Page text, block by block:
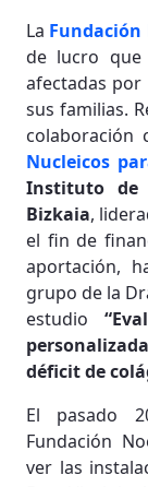
La Fundación
de lucro que
afectadas por
sus familias.
colaboración
Nucleicos
Instituto de
Bizkaia,
el fin de
aportación,
grupo de la
estudio
déficit de
El pasado
Fundación
ver las